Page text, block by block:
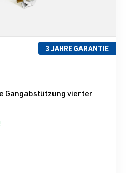
3 JAHRE GARANTIE
von 5 von 5 Sternen
Gangabstützung vierter